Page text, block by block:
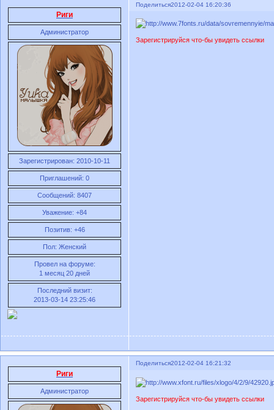
Поделиться2012-02-04 16:20:36
Риги
Администратор
Зарегистрирован: 2010-10-11
Приглашений: 0
Сообщений: 8407
Уважение: +84
Позитив: +46
Пол: Женский
Провел на форуме:
1 месяц 20 дней
Последний визит:
2013-03-14 23:25:46
Зарегистрируйся что-бы увидеть ссылки
Поделиться2012-02-04 16:21:32
Риги
Администратор
Зарегистрируйся что-бы увидеть ссылки